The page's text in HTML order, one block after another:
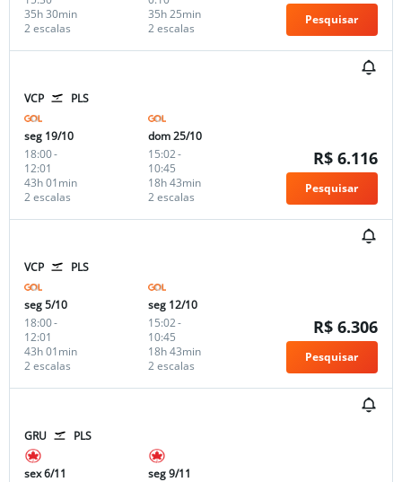
2 escalas
35h 30min
2 escalas
35h 25min Pesquisar
VCP PLS
seg 19/10
18:00-
12:01
2 escalas
43h 01min
dom 25/10
15:02-
10:45
2 escalas
18h 43min
R$ 6.116
Pesquisar
VCP PLS
seg 5/10
18:00-
12:01
2 escalas
43h 01min
seg 12/10
15:02-
10:45
2 escalas
18h 43min
R$ 6.306
Pesquisar
GRU PLS
sex 6/11
seg 9/11